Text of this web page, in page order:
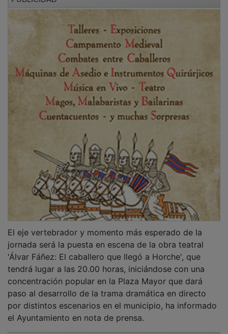
El eje vertebrador y momento más esperado de la
jornada será la puesta en escena de la obra teatral
'Álvar Fáñez: El caballero que llegó a Horche', que
tendrá lugar a las 20.00 horas, iniciándose con una
concentración popular en la Plaza Mayor que dará
paso al desarrollo de la trama dramática en directo
por distintos escenarios en el municipio, ha informado
el Ayuntamiento en nota de prensa.
PUBLICIDAD